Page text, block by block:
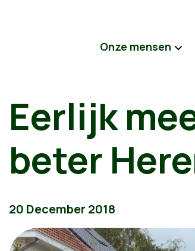
Onze mensen
Eerlijk
beter
20 December 2018